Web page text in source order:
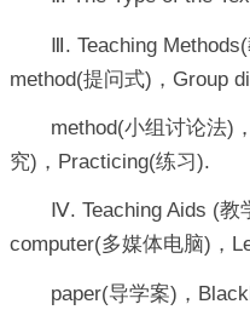
Ⅲ. Teaching
method(提问式)，Group
method(小组讨论法)
究)，Practicing(练习).
Ⅳ. Teaching Aids (教
computer(多媒体电脑)，
paper(导学案)，